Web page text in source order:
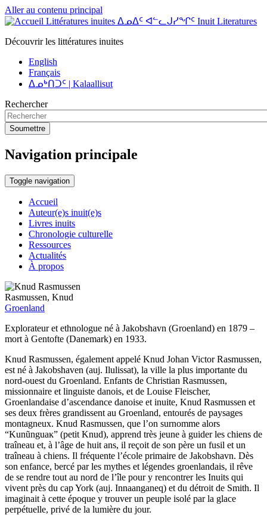
Aller au contenu principal
Littératures inuites ᐃᓄᐃᑦ ᐊᓪᓚᒍᓯᖏᑦ Inuit Literatures
Découvrir les littératures inuites
English
Français
ᐃᓄᒃᑎᑐᑦ | Kalaallisut
Rechercher
Soumettre
Navigation principale
Toggle navigation
Accueil
Auteur(e)s inuit(e)s
Livres inuits
Chronologie culturelle
Ressources
Actualités
À propos
Rasmussen, Knud
Groenland
Explorateur et ethnologue né à Jakobshavn (Groenland) en 1879 –
mort à Gentofte (Danemark) en 1933.
Knud Rasmussen, également appelé Knud Johan Victor Rasmussen,
est né à Jakobshaven (auj. Ilulissat), la ville la plus importante du
nord-ouest du Groenland. Enfants de Christian Rasmussen,
missionnaire et linguiste danois, et de Louise Fleischer,
Groenlandaise d’ascendance danoise et inuite, Knud Rasmussen et
ses deux frères grandissent au Groenland, entourés de paysages
montagneux. Knud Rasmussen, que l’on surnomme alors
“Kunũnguaĸ” (petit Knud), apprend très jeune à guider les chiens de
traîneau et, à l’âge de huit ans, il reçoit de son père un fusil et un
traîneau à chiens. Il fréquente l’école primaire de Jakobshavn. Dès
son enfance, bercé par les mythes et légendes groenlandais, il rêve
de se rendre tout au nord de l’île pour y rencontrer les Inuits qui
vivent près du cap York (auj. Innaanganeq) et du détroit de Smith. Il
imaginait à cette époque y trouver un peuple isolé par la glace
perpétuelle, privé de la lumière du jour.